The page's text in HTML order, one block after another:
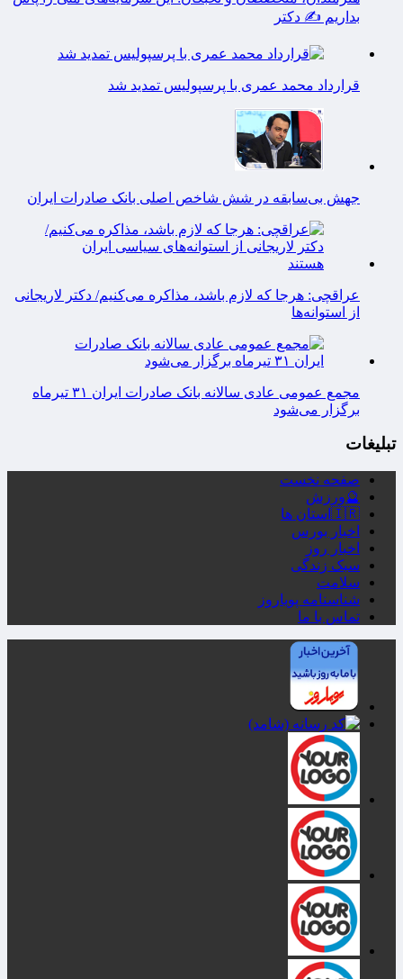
قرارداد محمد عمری با پرسپولیس تمدید شد
جهش بی‌سابقه در شش شاخص اصلی بانک صادرات ایران
عراقچی: هرجا که لازم باشد، مذاکره می‌کنیم/ دکتر لاریجانی
از استوانه‌ها
تبلیغات
صفحه نخست
🔮ورزش
🇮🇷استان ها
اخبار بورس
اخبار روز
سبک زندگی
سلامت
شناسنامه پویاروز
تماس با ما